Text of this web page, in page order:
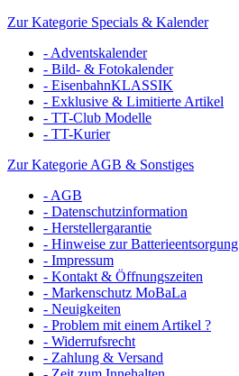
Zur Kategorie Specials & Kalender
- Adventskalender
- Bild- & Fotokalender
- EisenbahnKLASSIK
- Exklusive & Limitierte Artikel
- TT-Club Modelle
- TT-Kurier
Zur Kategorie AGB & Sonstiges
- AGB
- Datenschutzinformation
- Herstellergarantie
- Hinweise zur Batterieentsorgung
- Impressum
- Kontakt & Öffnungszeiten
- Markenschutz MoBaLa
- Neuigkeiten
- Problem mit einem Artikel ?
- Widerrufsrecht
- Zahlung & Versand